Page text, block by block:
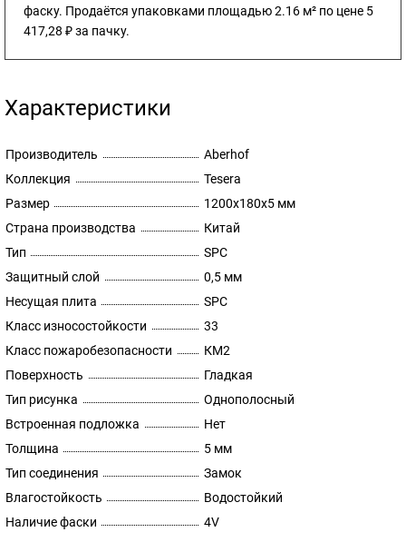
фаску. Продаётся упаковками площадью 2.16 м² по цене 5
417,28 ₽ за пачку.
Характеристики
Производитель
Aberhof
Коллекция
Tesera
Размер
1200x180х5 мм
Страна производства
Китай
Тип
SPC
Защитный слой
0,5 мм
Несущая плита
SPC
Класс износостойкости
33
Класс пожаробезопасности
КМ2
Поверхность
Гладкая
Тип рисунка
Однополосный
Встроенная подложка
Нет
Толщина
5 мм
Тип соединения
Замок
Влагостойкость
Водостойкий
Наличие фаски
4V